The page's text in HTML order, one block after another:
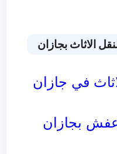
الاثاث بجازان
في جازان
بجازان